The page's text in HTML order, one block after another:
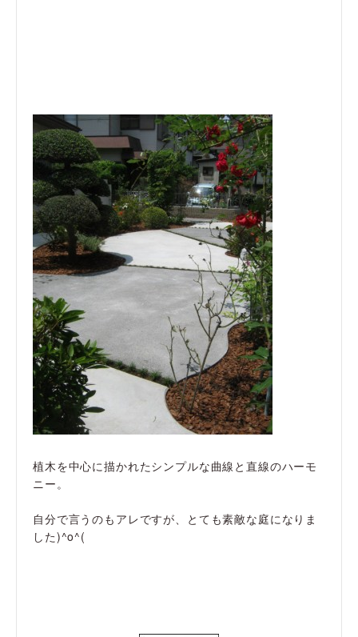
植木を中心に描かれたシンプルな曲線と直線のハーモ
ニー。
自分で言うのもアレですが、とても素敵な庭になりま
した)^o^(